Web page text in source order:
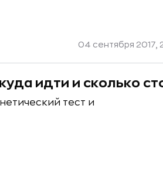
04 сентября 2017,
идти и сколько
тест и